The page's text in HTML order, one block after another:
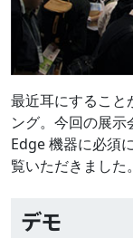
最近耳にすること
ング。今回の展示
Edge 機器に必須
覧いただきました。
デモ